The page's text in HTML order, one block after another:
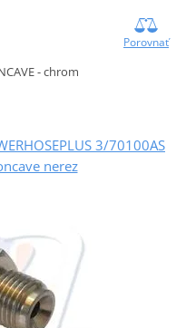
Porovnať
- chrom
3/70100AS
nerez